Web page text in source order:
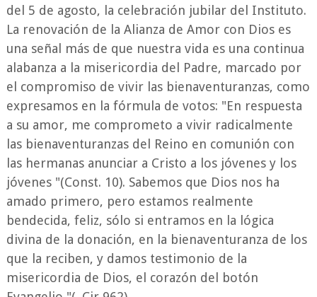
del 5 de agosto, la celebración jubilar del Instituto.
La renovación de la Alianza de Amor con Dios es
una señal más de que nuestra vida es una continua
alabanza a la misericordia del Padre, marcado por
el compromiso de vivir las bienaventuranzas, como
expresamos en la fórmula de votos: "En respuesta
a su amor, me comprometo a vivir radicalmente
las bienaventuranzas del Reino en comunión con
las hermanas anunciar a Cristo a los jóvenes y los
jóvenes "(Const. 10). Sabemos que Dios nos ha
amado primero, pero estamos realmente
bendecida, feliz, sólo si entramos en la lógica
divina de la donación, en la bienaventuranza de los
que la reciben, y damos testimonio de la
misericordia de Dios, el corazón del botón